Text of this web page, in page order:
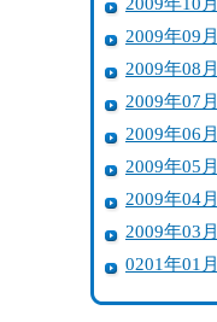
2009年09月
2009年08月
2009年07月
2009年06月
2009年05月
2009年04月
2009年03月
0201年01月